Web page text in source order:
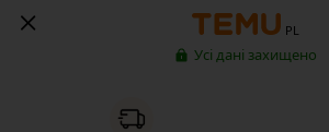
PL
Усі дані захищено